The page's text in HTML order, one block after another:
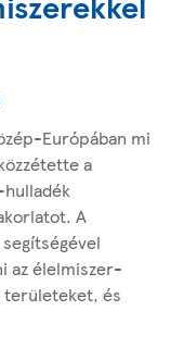
Európában mi
a
A
az élelmiszer-
területeket, és